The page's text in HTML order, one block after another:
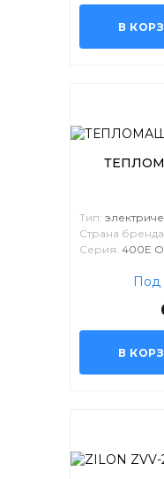
В
Тип:
Страна
Серия: 400Е
Под
В